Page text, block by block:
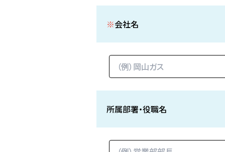
※会社名
所属部署・役職名